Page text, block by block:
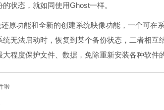
状态，就如同使用Ghost一样。
功能和全新的创建系统映像功能，一个可在
无法启动时，恢复到某个备份状态，二者相互
程度保护文件、数据，免除重新安装各种软件
啦